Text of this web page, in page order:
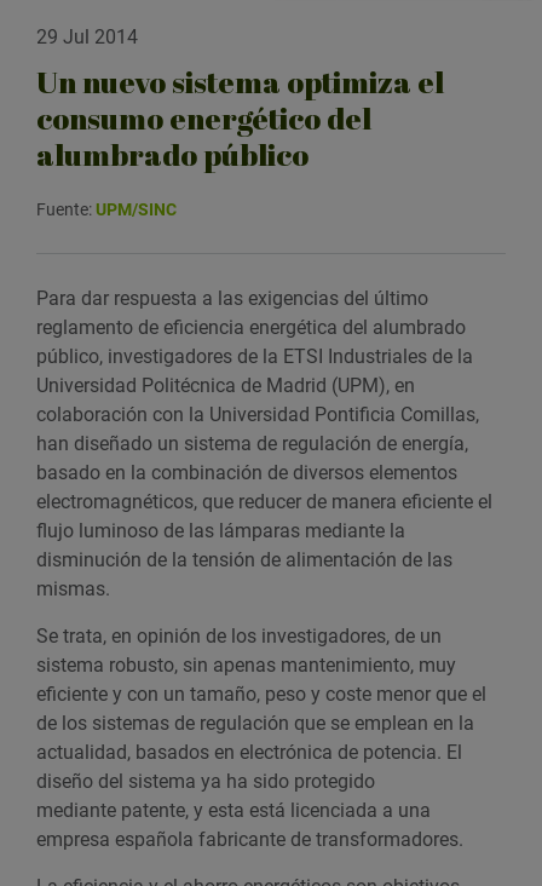
29 Jul 2014
Un nuevo sistema optimiza el
consumo energético del
alumbrado público
Fuente:UPM/SINC
Para dar respuesta a las exigencias del último
reglamento de eficiencia energética del alumbrado
público, investigadores de la ETSI Industriales de la
Universidad Politécnica de Madrid (UPM), en
colaboración con la Universidad Pontificia Comillas,
han diseñado un sistema de regulación de energía,
basado en la combinación de diversos elementos
electromagnéticos, que reducer de manera eficiente el
flujo luminoso de las lámparas mediante la
disminución de la tensión de alimentación de las
mismas.
Se trata, en opinión de los investigadores, de un
sistema robusto, sin apenas mantenimiento, muy
eficiente y con un tamaño, peso y coste menor que el
de los sistemas de regulación que se emplean en la
actualidad, basados en electrónica de potencia. El
diseño del sistema ya ha sido protegido
mediante patente, y esta está licenciada a una
empresa española fabricante de transformadores.